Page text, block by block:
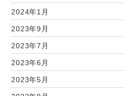
2024年1月
2023年9月
2023年7月
2023年6月
2023年5月